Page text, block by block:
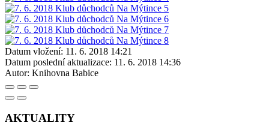
Datum vložení: 11. 6. 2018 14:21
Datum poslední aktualizace: 11. 6. 2018 14:36
Autor: Knihovna Babice
AKTUALITY